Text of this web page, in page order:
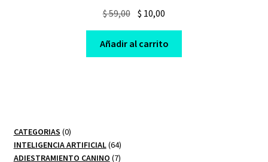
$59,00 Original
price
was:
$ 59,00.
$ 10,00
price
is:
$ 10,00.
Añadir al carrito
CATEGORIAS 00
productos
INTELIGENCIA ARTIFICIAL 6464
productos
ADIESTRAMIENTO CANINO 77